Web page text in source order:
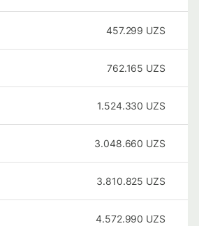
457.299 UZS
762.165 UZS
1.524.330 UZS
3.048.660 UZS
3.810.825 UZS
4.572.990 UZS